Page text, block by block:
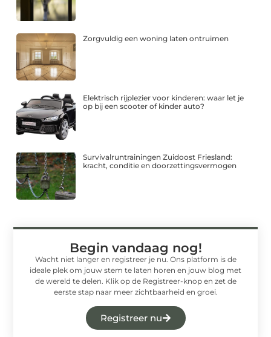
Zorgvuldig een woning laten ontruimen
Elektrisch rijplezier voor kinderen: waar let je
op bij een scooter of kinder auto?
Survivalruntrainingen Zuidoost Friesland:
kracht, conditie en doorzettingsvermogen
Begin vandaag nog!
Wacht niet langer en registreer je nu. Ons platform is de
ideale plek om jouw stem te laten horen en jouw blog met
de wereld te delen. Klik op de Registreer-knop en zet de
eerste stap naar meer zichtbaarheid en groei.
Registreer nu